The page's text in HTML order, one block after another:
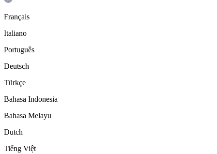
Français
Italiano
Português
Deutsch
Türkçe
Bahasa Indonesia
Bahasa Melayu
Dutch
Tiếng Việt